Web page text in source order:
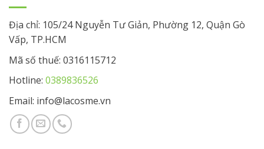
Địa chỉ: 105/24 Nguyễn Tư Giản, Phường 12, Quận Gò
Vấp, TP.HCM
Mã số thuế: 0316115712
Hotline: 0389836526
Email: info@lacosme.vn